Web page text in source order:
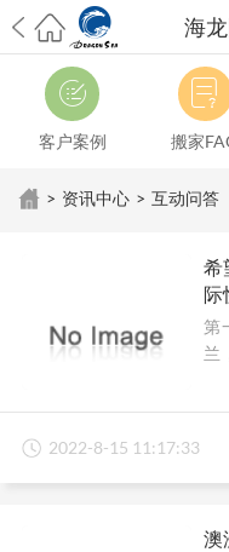
海
希望邮寄国际包裹顺利，从
澳洲海运搬家回广州报关清关
搬家服务到美国，搬家公司
国台湾是一种怎样的体验？有
寄到韩国有哪些国际快递方式
法有哪些？具体怎么操作？
影响国际搬家吗？上海搬家
输到澳大利亚，移民如何跨国
家怎么搬省钱？昆明搬家到美
从重
市搬家到英国从南京市搬家到
到美国从北京市搬家到西班牙
客户案例 搬家
> 资讯中心 > 互动问答
希
际
第
兰
2022-8-15 11:17:33
澳